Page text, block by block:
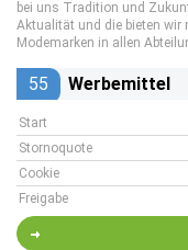
bei uns Tradition und
Aktualität und die bieten wir
Modemarken in allen
55 Werbemittel
Start
Stornoquote
Cookie
Freigabe